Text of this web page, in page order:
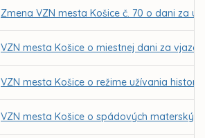
Zmena VZN mesta Košice č. 70 o dani za
VZN mesta Košice o miestnej dani za
VZN mesta Košice o režime užívania
VZN mesta Košice o spádových